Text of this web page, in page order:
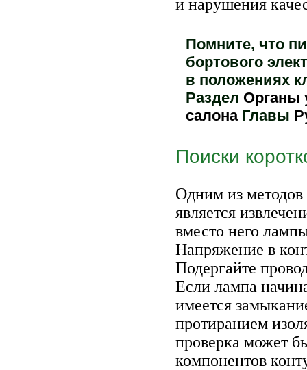
и нарушения
Помните, что
бортового
в положениях
Раздел Органы
салонаГлавы
Поиски
Одним из методов
является
вместо него
Напряжение в
Подергайте
Если лампа
имеется
протиранием
проверка может
компонентов